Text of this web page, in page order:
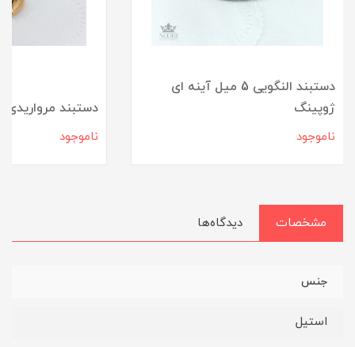
دستبند النگویی 5 میل آینه ای
ژوپینگ
ناموجود
دستبند مرواریدی
ناموجود
مشخصات دیدگاه‌ها
جنس
استیل